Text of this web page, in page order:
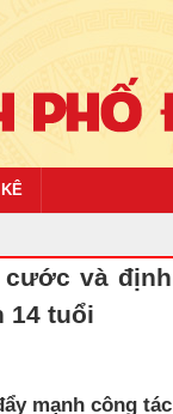
cước và định
14 tuổi
mạnh công tác